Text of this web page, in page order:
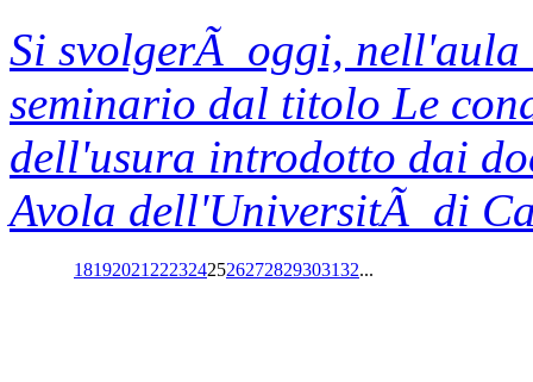
Si svolgerÃ oggi, nell'aula
seminario dal titolo Le
dell'usura introdotto dai
Avola dell'UniversitÃ di
18192021 2223242526272829303132...